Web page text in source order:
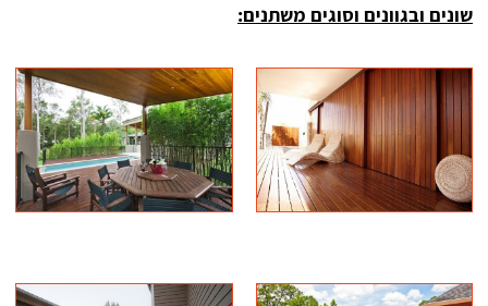
שונים ובגוונים וסוגים משתנים: